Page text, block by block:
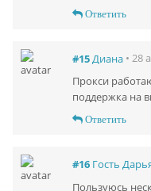
Ответить
#15Диана • 28
Прокси
поддержка на
Ответить
#16 Гость
Пользуюсь